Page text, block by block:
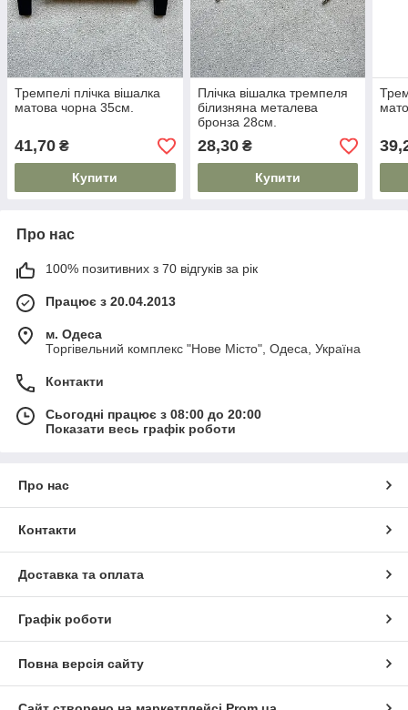
Тремпелі плічка вішалка
матова чорна 35см.
41,70 ₴
Купити
Плічка вішалка тремпеля
білизняна металева
бронза 28см.
28,30₴
Купити
Про нас
100% позитивних з 70 відгуків за рік
Працює з 20.04.2013
м. Одеса
Торгівельний комплекс "Нове Місто", Одеса, Україна
Контакти
Сьогодні працює з 08:00 до 20:00
Показати весь графік роботи
Про нас
Контакти
Доставка та оплата
Графік роботи
Повна версія сайту